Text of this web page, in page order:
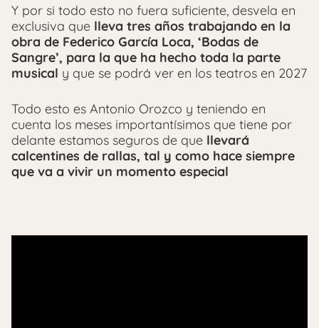
Y por si todo esto no fuera suficiente, desvela en
exclusiva que lleva tres años trabajando en la
obra de Federico García Loca, ‘Bodas de
Sangre’, para la que ha hecho toda la parte
musical y que se podrá ver en los teatros en 2027
Todo esto es Antonio Orozco y teniendo en
cuenta los meses importantísimos que tiene por
delante estamos seguros de que llevará
calcentines de rallas, tal y como hace siempre
que va a vivir un momento especial